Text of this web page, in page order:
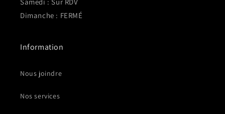
Dimanche : FERMÉ
Information
Nous joindre
Nos services